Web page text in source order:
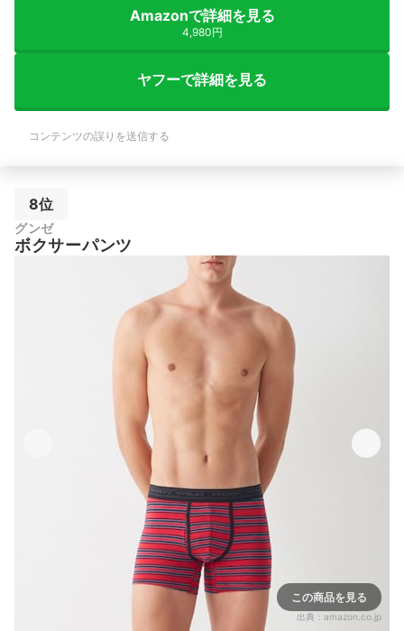
Amazonで詳細を見る
4,980円
ヤフーで詳細を見る
コンテンツの誤りを送信する
8位
グンゼ
ボクサーパンツ
この商品を見る
出典： amazon.co.jp